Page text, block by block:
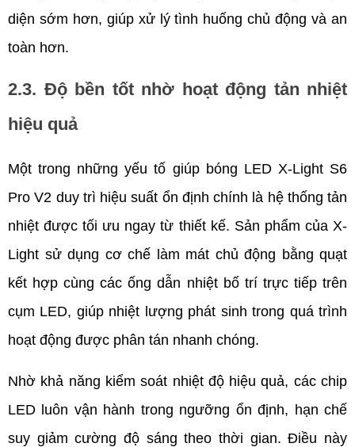
diện sớm hơn, giúp xử lý tình huống chủ động và an
toàn hơn.
2.3. Độ bền tốt nhờ hoạt động tản nhiệt
hiệu quả
Một trong những yếu tố giúp bóng LED X-Light S6
Pro V2 duy trì hiệu suất ổn định chính là hệ thống tản
nhiệt được tối ưu ngay từ thiết kế. Sản phẩm của X-
Light sử dụng cơ chế làm mát chủ động bằng quạt
kết hợp cùng các ống dẫn nhiệt bố trí trực tiếp trên
cụm LED, giúp nhiệt lượng phát sinh trong quá trình
hoạt động được phân tán nhanh chóng.
Nhờ khả năng kiểm soát nhiệt độ hiệu quả, các chip
LED luôn vận hành trong ngưỡng ổn định, hạn chế
suy giảm cường độ sáng theo thời gian. Điều này